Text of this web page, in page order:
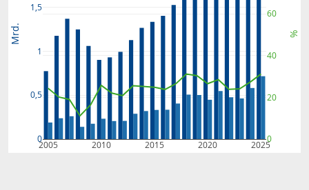
2005 2010 2015 2020 2025
0
0,5
1
1,5
0
20
40
60
Mrd. %